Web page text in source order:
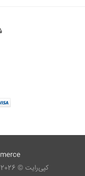
کپی‌رایت © 2026 کافه نقره. کلیه حقوق محفوظ است.